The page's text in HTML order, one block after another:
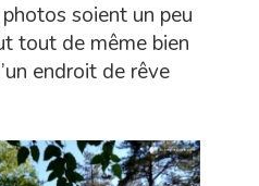
soient un peu
tout de même bien
endroit de rêve